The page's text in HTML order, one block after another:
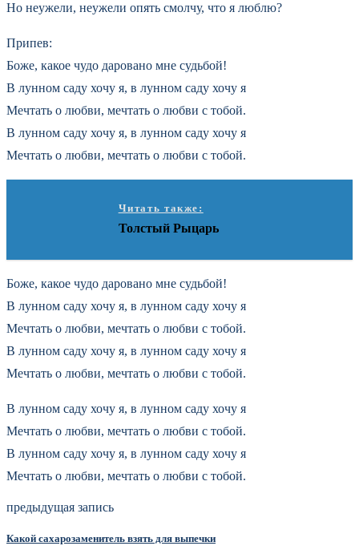
Но неужели, неужели опять смолчу, что я люблю?
Припев:
Боже, какое чудо даровано мне судьбой!
В лунном саду хочу я, в лунном саду хочу я
Мечтать о любви, мечтать о любви с тобой.
В лунном саду хочу я, в лунном саду хочу я
Мечтать о любви, мечтать о любви с тобой.
Читать также:
Толстый Рыцарь
Боже, какое чудо даровано мне судьбой!
В лунном саду хочу я, в лунном саду хочу я
Мечтать о любви, мечтать о любви с тобой.
В лунном саду хочу я, в лунном саду хочу я
Мечтать о любви, мечтать о любви с тобой.
В лунном саду хочу я, в лунном саду хочу я
Мечтать о любви, мечтать о любви с тобой.
В лунном саду хочу я, в лунном саду хочу я
Мечтать о любви, мечтать о любви с тобой.
предыдущая запись
Какой сахарозаменитель взять для выпечки